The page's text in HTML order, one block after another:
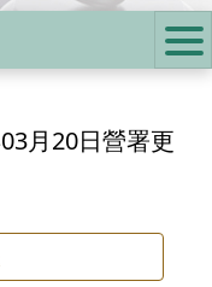
月20日營署更